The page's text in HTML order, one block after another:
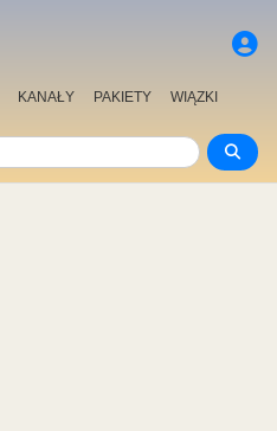
KANAŁY PAKIETY
WIĄZKI